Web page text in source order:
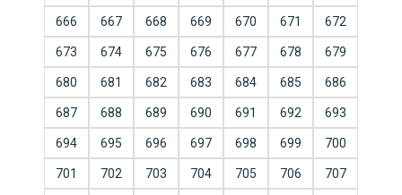
666 667 668 669 670 671 672
673 674 675 676 677 678 679
680 681 682 683 684 685 686
687 688 689 690 691 692 693
694 695 696 697 698 699 700
701 702 703 704 705 706 707